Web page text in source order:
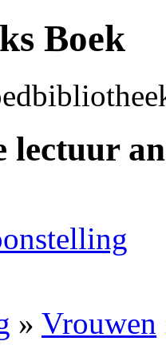
Boek
lectuur
» Vrouwen